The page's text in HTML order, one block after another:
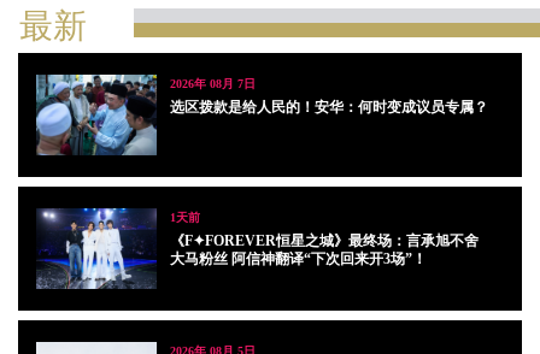
最新
2026年 08月 7日
选区拨款是给人民的！安华：何时变成议员专属？
1天前
《F✦FOREVER恒星之城》最终场：言承旭不舍
大马粉丝 阿信神翻译“下次回来开3场”！
2026年 08月 5日